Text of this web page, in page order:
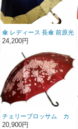
傘 レディース 長傘 前原光
榮商店 16本骨 雨傘 花の
総柄 ボーダー ジャガード
フィオーレ Fiore ネイビ
ー 前原傘 かさ 婦人用 皇
室御用達 前原光栄商店製
24,200円
チェリーブロッサム カ
ーボン16本骨雨傘（エン
20,900円